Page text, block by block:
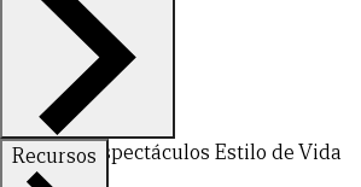
DeportesEspectáculos Estilo de Vida
Recursos